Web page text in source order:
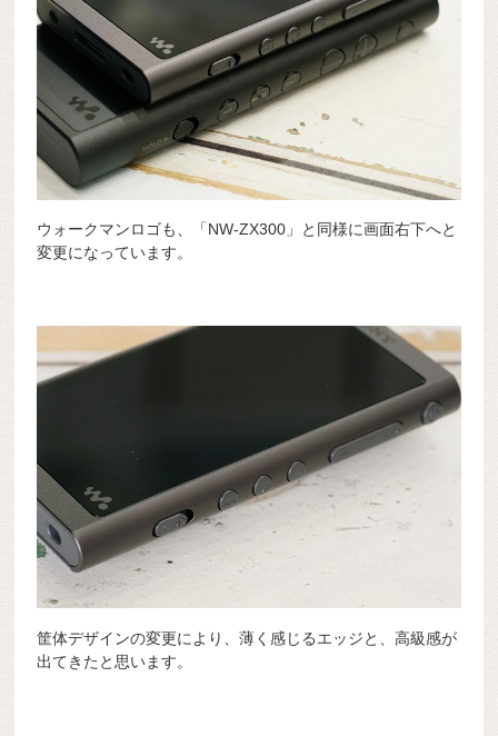
ウォークマンロゴも、「NW-ZX300」と同様に画面右下へと
変更になっています。
筐体デザインの変更により、薄く感じるエッジと、高級感が
出てきたと思います。